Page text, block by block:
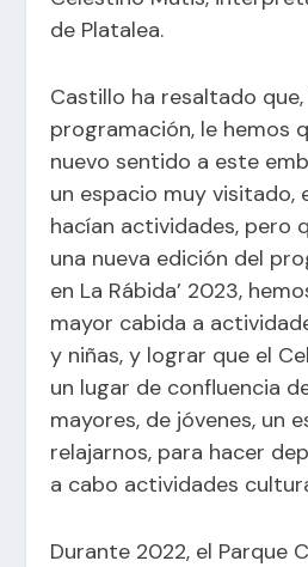
de Platalea.
Castillo ha resaltado
programación, le hemos
nuevo sentido a este
un espacio muy visitado,
hacían actividades, pero
una nueva edición del
en La Rábida’ 2023,
mayor cabida a
y niñas, y lograr que el
un lugar de confluencia
mayores, de jóvenes, un
relajarnos, para hacer
a cabo actividades
Durante 2022, el Parque